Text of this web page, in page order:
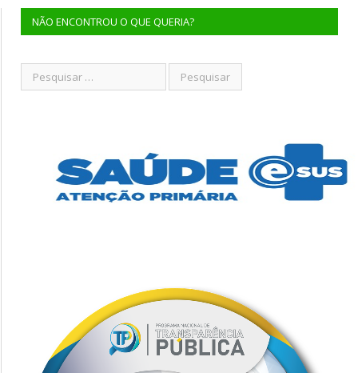
NÃO ENCONTROU O QUE QUERIA?